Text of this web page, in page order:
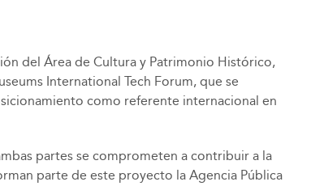
del Área de Cultura y Patrimonio Histórico,
International Tech Forum, que se
como referente internacional en
partes se comprometen a contribuir a la
parte de este proyecto la Agencia Pública